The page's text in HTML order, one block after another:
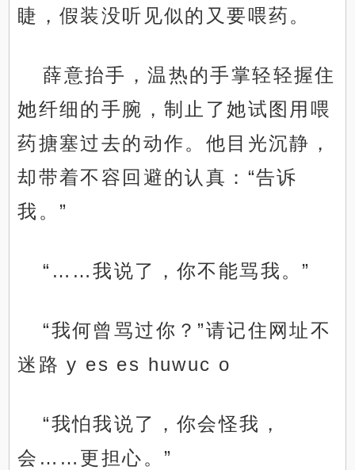
睫，假装没听见似的又要喂药。
薛意抬手，温热的手掌轻轻握住
她纤细的手腕，制止了她试图用喂
药搪塞过去的动作。他目光沉静，
却带着不容回避的认真：“告诉
我。”
“……我说了，你不能骂我。”
“我何曾骂过你？”请记住网址不
迷路 y es es huwuc o
“我怕我说了，你会怪我，
会……更担心。”